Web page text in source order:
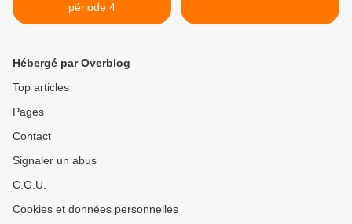
période 4
Hébergé par Overblog
Top articles
Pages
Contact
Signaler un abus
C.G.U.
Cookies et données personnelles